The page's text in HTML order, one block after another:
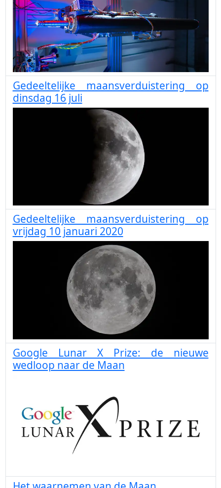
Gedeeltelijke maansverduistering op
dinsdag 16 juli
Gedeeltelijke maansverduistering op
vrijdag 10 januari 2020
Google Lunar X Prize: de nieuwe
wedloop naar de Maan